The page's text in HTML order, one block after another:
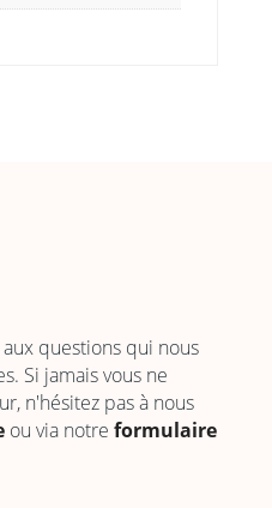
questions qui nous
Si jamais vous ne
n'hésitez pas à nous
ou via notre formulaire